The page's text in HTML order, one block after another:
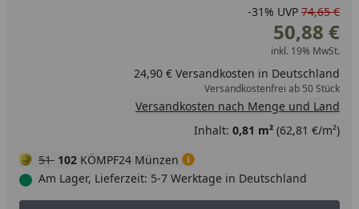
-31% UVP 74,65 €
50,88 €
inkl. 19% MwSt.
24,90 € Versandkosten in Deutschland
Versandkostenfrei ab 50 Stück
Versandkosten nach Menge und Land
Inhalt: 0,81 m²(62,81 €/m²)
51 102 KÖMPF24 Münzen
Am Lager, Lieferzeit: 5-7 Werktage in Deutschland